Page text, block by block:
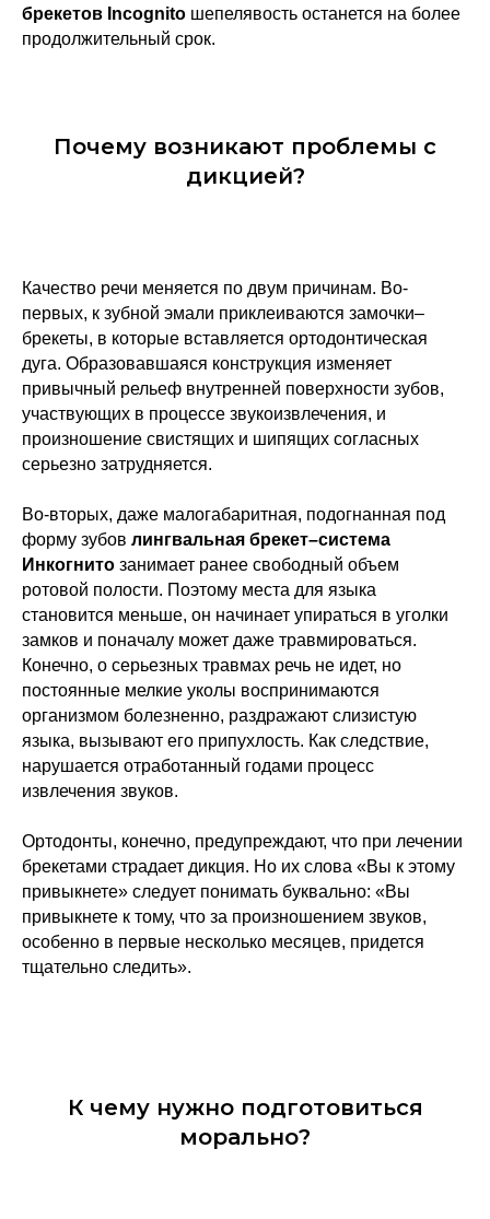
брекетов Incognito шепелявость останется на более
продолжительный срок.
Почему возникают проблемы с
дикцией?
Качество речи меняется по двум причинам. Во-
первых, к зубной эмали приклеиваются замочки–
брекеты, в которые вставляется ортодонтическая
дуга. Образовавшаяся конструкция изменяет
привычный рельеф внутренней поверхности зубов,
участвующих в процессе звукоизвлечения, и
произношение свистящих и шипящих согласных
серьезно затрудняется.
Во-вторых, даже малогабаритная, подогнанная под
форму зубов лингвальная брекет–система
Инкогнито занимает ранее свободный объем
ротовой полости. Поэтому места для языка
становится меньше, он начинает упираться в уголки
замков и поначалу может даже травмироваться.
Конечно, о серьезных травмах речь не идет, но
постоянные мелкие уколы воспринимаются
организмом болезненно, раздражают слизистую
языка, вызывают его припухлость. Как следствие,
нарушается отработанный годами процесс
извлечения звуков.
Ортодонты, конечно, предупреждают, что при лечении
брекетами страдает дикция. Но их слова «Вы к этому
привыкнете» следует понимать буквально: «Вы
привыкнете к тому, что за произношением звуков,
особенно в первые несколько месяцев, придется
тщательно следить».
К чему нужно подготовиться
морально?